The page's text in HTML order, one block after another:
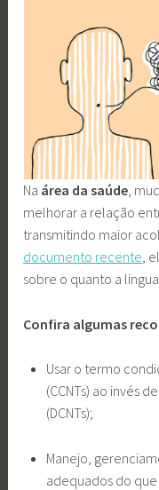
Na área da saúde,
melhorar a relação
transmitindo maior
documento recente,
sobre o quanto a
Confira algumas
Usar o termo
(CCNTs) ao invés
(DCNTs);
Manejo,
adequados do que